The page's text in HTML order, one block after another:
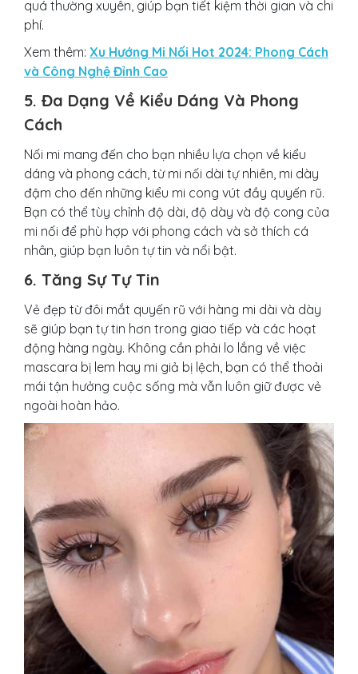
quá thường xuyên, giúp bạn tiết kiệm thời gian và chi
phí.
Xem thêm: Xu Hướng Mi Nối Hot 2024: Phong Cách
và Công Nghệ Đỉnh Cao
5. Đa Dạng Về Kiểu Dáng Và Phong
Cách
Nối mi mang đến cho bạn nhiều lựa chọn về kiểu
dáng và phong cách, từ mi nối dài tự nhiên, mi dày
đậm cho đến những kiểu mi cong vút đầy quyến rũ.
Bạn có thể tùy chỉnh độ dài, độ dày và độ cong của
mi nối để phù hợp với phong cách và sở thích cá
nhân, giúp bạn luôn tự tin và nổi bật.
6. Tăng Sự Tự Tin
Vẻ đẹp từ đôi mắt quyến rũ với hàng mi dài và dày
sẽ giúp bạn tự tin hơn trong giao tiếp và các hoạt
động hàng ngày. Không cần phải lo lắng về việc
mascara bị lem hay mi giả bị lệch, bạn có thể thoải
mái tận hưởng cuộc sống mà vẫn luôn giữ được vẻ
ngoài hoàn hảo.